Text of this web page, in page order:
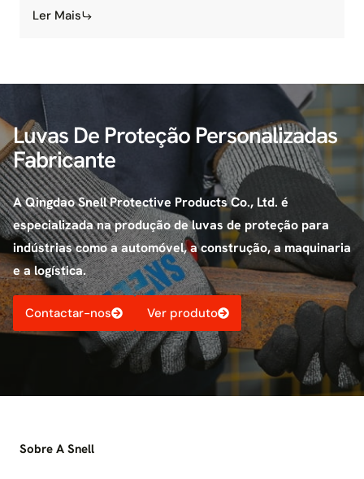
Ler Mais
Luvas De Proteção Personalizadas
Fabricante
A Qingdao Snell Protective Products Co., Ltd. é
especializada na produção de luvas de proteção para
indústrias como a automóvel, a construção, a maquinaria
e a logística.
Contactar-nos Ver produto
Sobre A Snell